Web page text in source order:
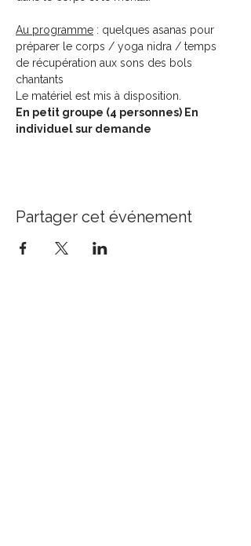
Au programme : quelques asanas pour
préparer le corps / yoga nidra / temps
de récupération aux sons des bols
chantants
Le matériel est mis à disposition.
En petit groupe (4 personnes) En
individuel sur demande
Partager cet événement